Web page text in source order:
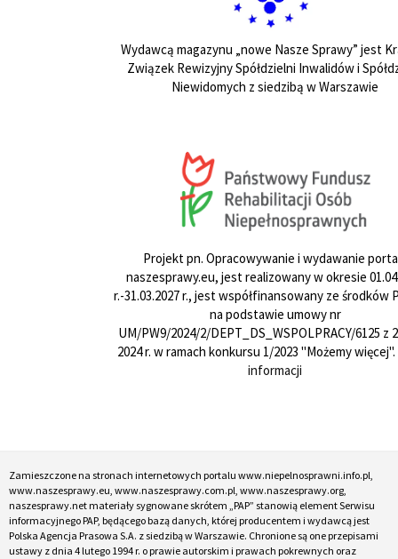
Wydawcą magazynu „nowe Nasze Sprawy” jest
Związek Rewizyjny Spółdzielni Inwalidów i
Niewidomych z siedzibą w Warszawie
Projekt pn. Opracowywanie i wydawanie
naszesprawy.eu, jest realizowany w okresie
r.-31.03.2027 r., jest współfinansowany ze środków
na podstawie umowy nr
UM/PW9/2024/2/DEPT_DS_WSPOLPRACY/6125 z
2024 r. w ramach konkursu 1/2023 "Możemy więcej".
informacji
Zamieszczone na stronach internetowych portalu www.niepelnosprawni.info.pl,
www.naszesprawy.eu, www.naszesprawy.com.pl, www.naszesprawy.org,
naszesprawy.net materiały sygnowane skrótem „PAP” stanowią element Serwisu
informacyjnego PAP, będącego bazą danych, której producentem i wydawcą jest
Polska Agencja Prasowa S.A. z siedzibą w Warszawie. Chronione są one przepisami
ustawy z dnia 4 lutego 1994 r. o prawie autorskim i prawach pokrewnych oraz